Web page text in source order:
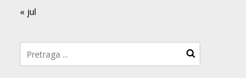
« jul